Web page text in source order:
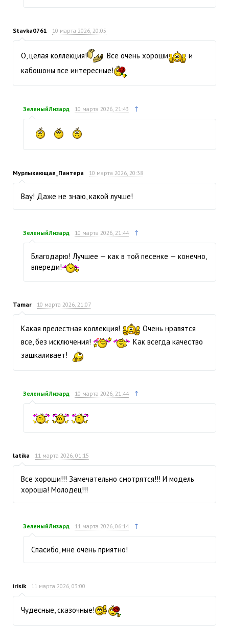
Stavka0761 10 марта 2026, 20:05
О, целая коллекция! Все очень хороши
и
кабошоны все интересные!
ЗеленыйЛизард 10 марта 2026, 21:43 ↑
Мурлыкающая_Пантера 10 марта 2026, 20:38
Вау! Даже не знаю, какой лучше!
ЗеленыйЛизард 10 марта 2026, 21:44 ↑
Благодарю! Лучшее — как в той песенке — конечно,
впереди!
Tamar 10 марта 2026, 21:07
Какая прелестная коллекция!
Очень нравятся
все, без исключения!
Как всегда качество
зашкаливает!
ЗеленыйЛизард 10 марта 2026, 21:44 ↑
latika 11 марта 2026, 01:15
Все хороши!!! Замечательно смотрятся!!! И модель
хороша! Молодец!!!
ЗеленыйЛизард 11 марта 2026, 06:14 ↑
Спасибо, мне очень приятно!
irisik 11 марта 2026, 03:00
Чудесные, сказочные!